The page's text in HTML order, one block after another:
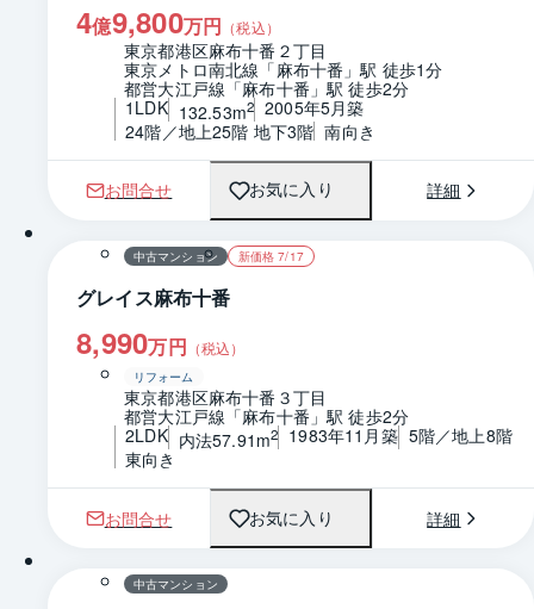
4億9,800万円 （税込）
東京都港区麻布十番２丁目
東京メトロ南北線「麻布十番」駅 徒歩1分
都営大江戸線「麻布十番」駅 徒歩2分
1LDK 132.53m2 2005年5月築
24階／地上25階 地下3階 南向き
お問合せ お気に入り 詳細
1 / 0 間取り
中古マンション 新価格 7/17
グレイス麻布十番
8,990万円 （税込）
リフォーム
東京都港区麻布十番３丁目
都営大江戸線「麻布十番」駅 徒歩2分
2LDK 内法57.91m2 1983年11月築 5階／地上8階
東向き
お問合せ お気に入り 詳細
1 / 0 間取り
中古マンション